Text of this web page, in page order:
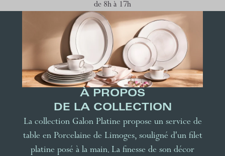
de 8h à 17h
À PROPOS
DE LA COLLECTION
La collection Galon Platine propose un service de
table en Porcelaine de Limoges, souligné d'un filet
platine posé à la main. La finesse de son décor